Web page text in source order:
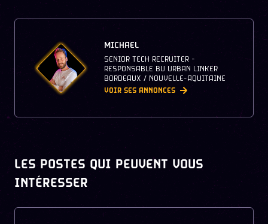
MICHAEL
SENIOR TECH RECRUITER -
RESPONSABLE BU URBAN LINKER
BORDEAUX / NOUVELLE-AQUITAINE
VOIR SES ANNONCES
LES POSTES QUI PEUVENT VOUS
INTÉRESSER